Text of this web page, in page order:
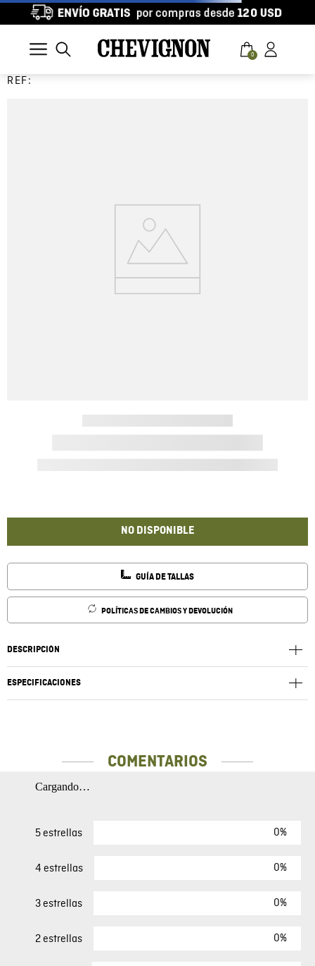
0
REF:
NO DISPONIBLE
GUÍA DE TALLAS
POLÍTICAS DE CAMBIOS Y DEVOLUCIÓN
DESCRIPCIÓN
ESPECIFICACIONES
COMENTARIOS
Cargando…
5 estrellas 0%
4 estrellas 0%
3 estrellas 0%
2 estrellas 0%